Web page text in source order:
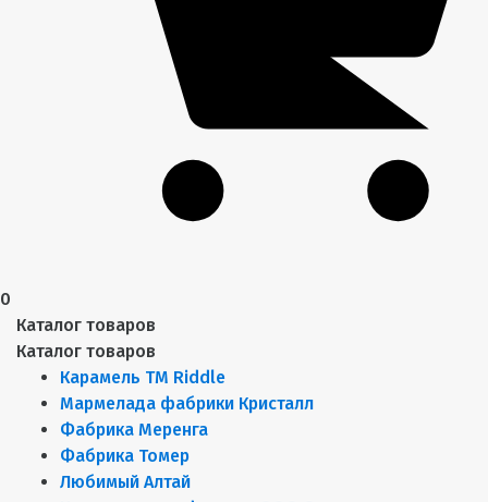
0
Каталог товаров
Каталог товаров
Карамель ТМ Riddle
Мармелада фабрики Кристалл
Фабрика Меренга
Фабрика Томер
Любимый Алтай